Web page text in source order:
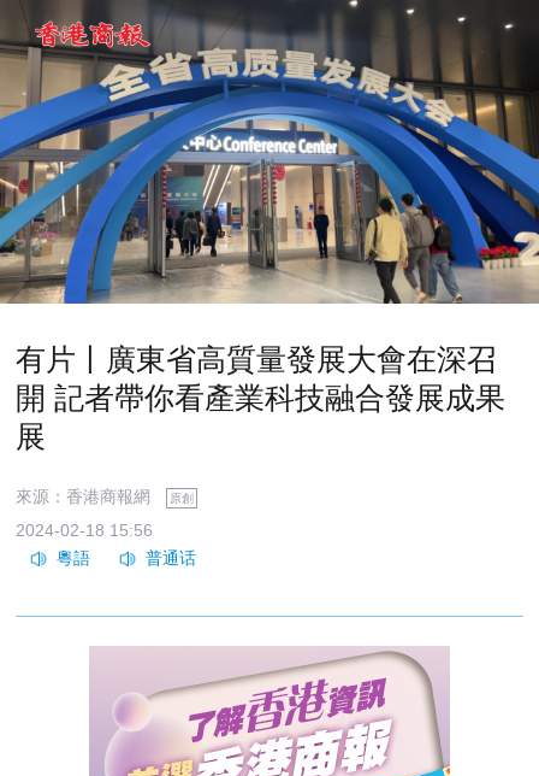
有片丨廣東省高質量發展大會在深召
開 記者帶你看產業科技融合發展成果
展
來源：香港商報網 原創
2024-02-18 15:56